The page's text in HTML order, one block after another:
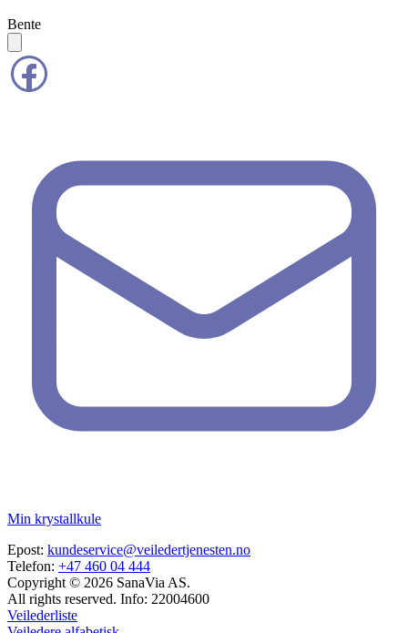
Bente
Min krystallkule
Epost: kundeservice@veiledertjenesten.no
Telefon: +47 460 04 444
Copyright © 2026 SanaVia AS.
All rights reserved. Info: 22004600
Veilederliste